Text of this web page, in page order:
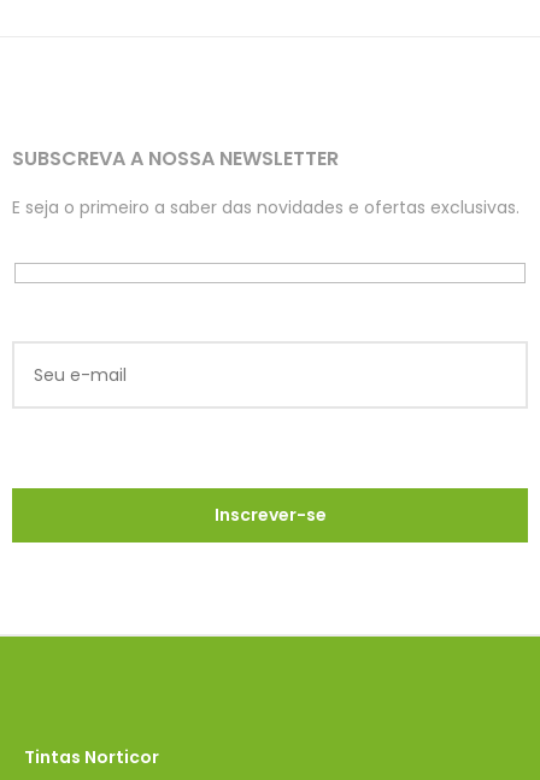
SUBSCREVA A NOSSA NEWSLETTER
E seja o primeiro a saber das novidades e ofertas exclusivas.
Tintas Norticor